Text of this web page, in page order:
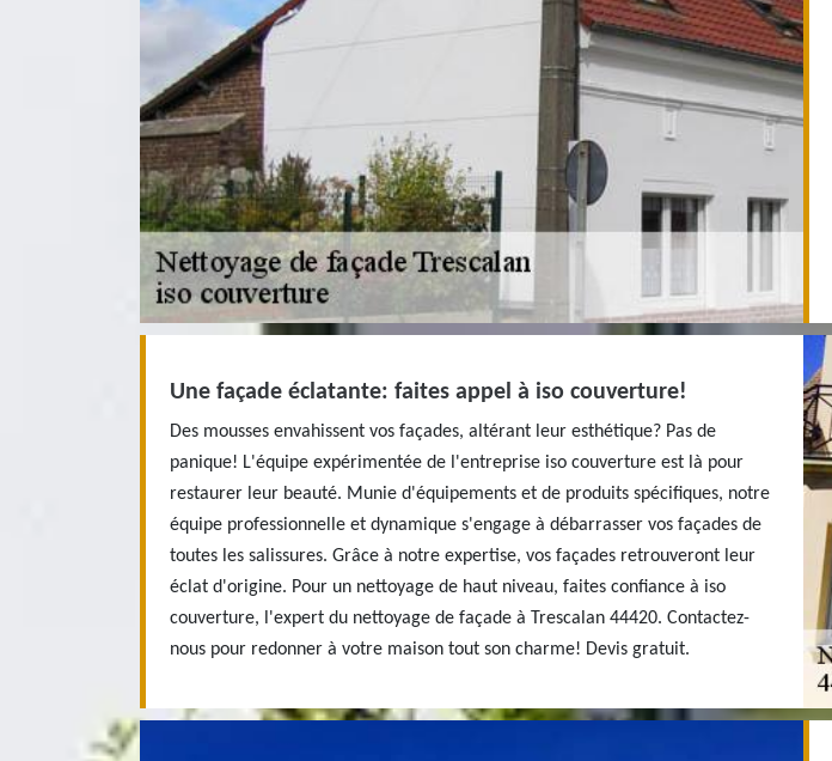
Une façade éclatante: faites appel à iso couverture!
Des mousses envahissent vos façades, altérant leur esthétique? Pas de
panique! L'équipe expérimentée de l'entreprise iso couverture est là pour
restaurer leur beauté. Munie d'équipements et de produits spécifiques, notre
équipe professionnelle et dynamique s'engage à débarrasser vos façades de
toutes les salissures. Grâce à notre expertise, vos façades retrouveront leur
éclat d'origine. Pour un nettoyage de haut niveau, faites confiance à iso
couverture, l'expert du nettoyage de façade à Trescalan 44420. Contactez-
nous pour redonner à votre maison tout son charme! Devis gratuit.